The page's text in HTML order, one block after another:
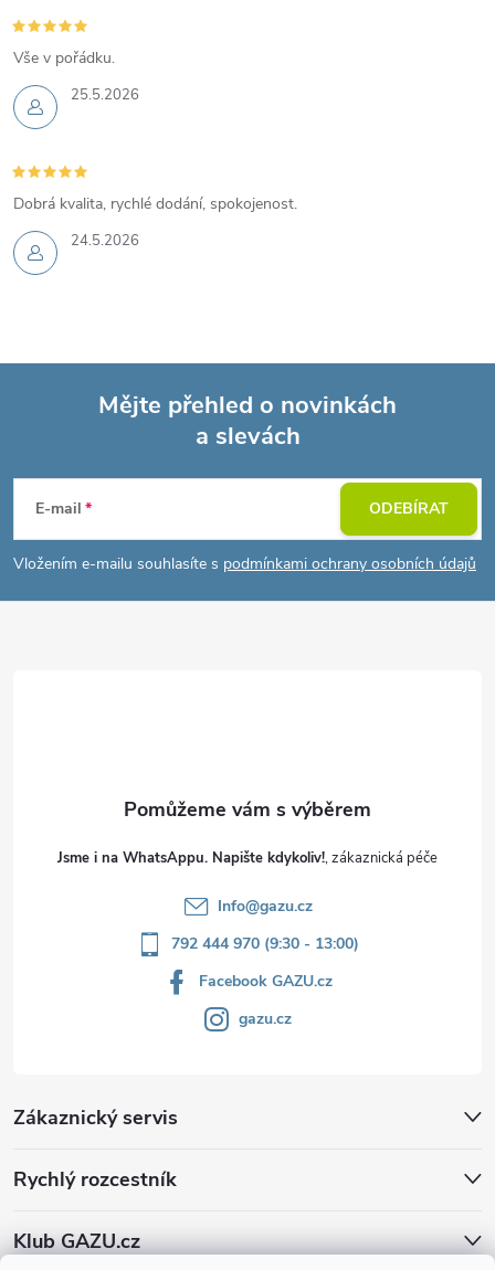
25.5.2026
Vše v pořádku.
24.5.2026
Dobrá kvalita, rychlé dodání, spokojenost.
p
a
Mějte přehled o novinkách
a slevách
E-mail
Vložením e-mailu souhlasíte s podmínkami ochrany osobních údajů
ODEBÍRAT
Jsme i na WhatsAppu. Napište kdykoliv!
Info@gazu.cz
792 444 970 (9:30 - 13:00)
Facebook GAZU.cz
gazu.cz
Zákaznický servis
Rychlý rozcestník
Klub GAZU.cz